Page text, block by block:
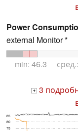
Power
external Monitor *
min: 46.3
+ 3
75
80
85